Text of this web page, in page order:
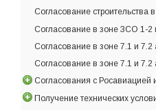
Согласование строительства
Согласование в зоне ЗСО 1-2
Согласование в зоне 7.1 и
Согласование в зоне 7.1 и
Согласования с
Получение технических